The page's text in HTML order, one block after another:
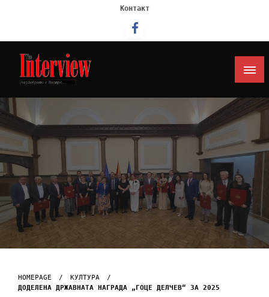
Контакт
Интервју
HOMEPAGE
КУЛТУРА
ДОДЕЛЕНА ДРЖАВНАТА НАГРАДА „ГОЦЕ ДЕЛЧЕВ“ ЗА 2025